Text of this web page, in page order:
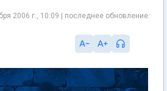
2006 г., 10:09 | последнее обновление: